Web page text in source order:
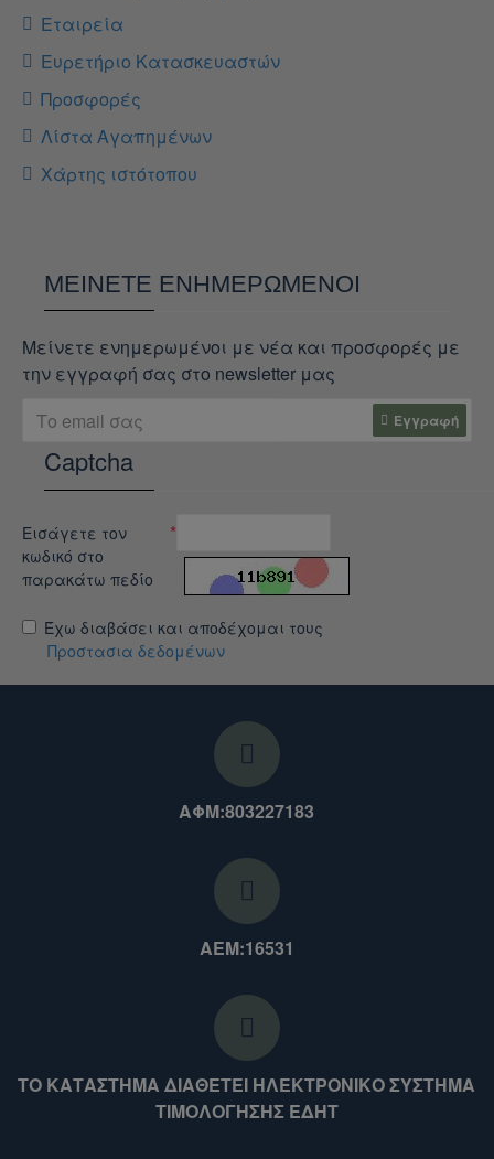
Εταιρεία
Ευρετήριο Κατασκευαστών
Προσφορές
Λίστα Αγαπημένων
Χάρτης ιστότοπου
ΜΕΊΝΕΤΕ ΕΝΗΜΕΡΩΜΈΝΟΙ
Μείνετε ενημερωμένοι με νέα και προσφορές με
την εγγραφή σας στο newsletter μας
Εγγραφή
Captcha
Εισάγετε τον
κωδικό στο
παρακάτω πεδίο
Έχω διαβάσει και αποδέχομαι τους
Προστασια δεδομένων
ΑΦΜ:803227183
ΑΕΜ:16531
ΤΟ ΚΑΤΑΣΤΗΜΑ ΔΙΑΘΕΤΕΙ ΗΛΕΚΤΡΟΝΙΚΟ ΣΥΣΤΗΜΑ
ΤΙΜΟΛΟΓΗΣΗΣ ΕΔΗΤ